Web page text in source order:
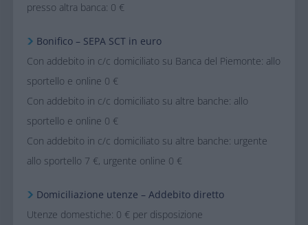
presso altra banca: 0 €
Bonifico – SEPA SCT in euro
Con addebito in c/c domiciliato su Banca del Piemonte: allo
sportello e online 0 €
Con addebito in c/c domiciliato su altre banche: allo
sportello e online 0 €
Con addebito in c/c domiciliato su altre banche: urgente
allo sportello 7 €, urgente online 0 €
Domiciliazione utenze – Addebito diretto
Utenze domestiche: 0 € per disposizione